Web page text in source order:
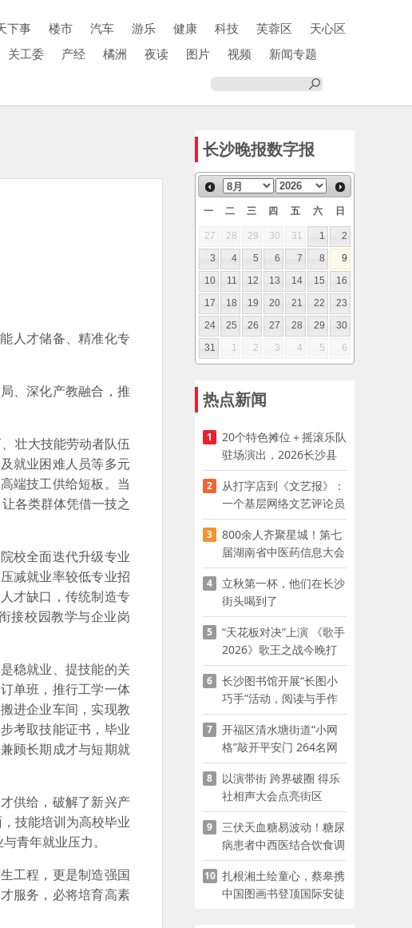
下事 楼市 汽车 游乐 健康 科技 芙蓉区
天心区
关工委 产经 橘洲 夜读 图片 视频
新闻专题
人才储备、精准化专
、深化产教融合，推
壮大技能劳动者队伍
就业困难人员等多元
端技工供给短板。当
各类群体凭借一技之
校全面迭代升级专业
减就业率较低专业招
才缺口，传统制造专
接校园教学与企业岗
稳就业、提技能的关
单班，推行工学一体
进企业车间，实现教
考取技能证书，毕业
顾长期成才与短期就
供给，破解了新兴产
技能培训为高校毕业
青年就业压力。
工程，更是制造强国
服务，必将培育高素
长沙晚报数字报
一 二 三 四 五 六 日
27 28 29 30 31 1
2
3
4 5 6 7 8
9
10
11 12 13 14 15
16
17
18 19 20 21 22
23
24
25 26 27 28 29
30
31
1 2 3 4 5 6
热点新闻
1
20个特色摊位＋摇滚乐队
驻场演出，2026长沙县
夜市嘉年华启幕
2
从打字店到《文艺报》：
一个基层网络文艺评论员
的突围
3
800余人齐聚星城！第七
届湖南省中医药信息大会
开幕，AI正在“读懂”古老
中医
4
立秋第一杯，他们在长沙
街头喝到了
5
“天花板对决”上演 《歌手
2026》歌王之战今晚打
响
6
长沙图书馆开展“长图小
巧手”活动，阅读与手作
赋能少儿暑期成长
7
开福区清水塘街道“小网
格”敲开平安门 264名网
格员扫楼“错峰问安”
8
以演带街 跨界破圈 得乐
社相声大会点亮街区
9
三伏天血糖易波动！糖尿
病患者中西医结合饮食调
养指南
10 扎根湘土绘童心，蔡皋携
中国图画书登顶国际安徒